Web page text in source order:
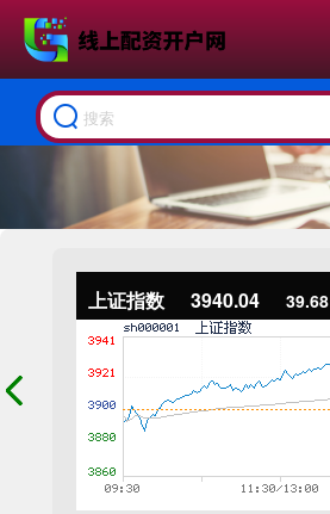
上证指数 3940.04 39.68